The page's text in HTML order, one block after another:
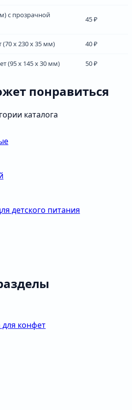
с прозрачной
45 ₽
х 230 х 35 мм) 40 ₽
(95 х 145 х 30 мм) 50 ₽
понравиться
каталога
детского питания
конфет